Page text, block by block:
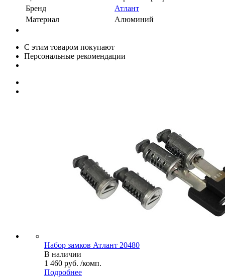
Бренд
Атлант
Материал
Алюминий
С этим товаром покупают
Персональные рекомендации
Набор замков Атлант 20480
В наличии
1 460 руб. /комп.
Подробнее